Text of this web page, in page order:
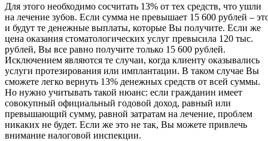
Для этого необходимо сосчитать 13% от тех средств, что ушли
на лечение зубов. Если сумма не превышает 15 600 рублей –
и будут те денежные выплаты, которые Вы получите. Если же
цена оказания стоматологических услуг превысила 120 тыс.
рублей, Вы все равно получите только 15 600 рублей.
Исключением являются те случаи, когда клиенту оказывались
услуги протезирования или имплантации. В таком случае Вы
сможете легко вернуть 13% денежных средств от всей суммы.
Но нужно учитывать такой нюанс: если гражданин имеет
совокупный официальный годовой доход, равный или
превышающий сумму, равной затратам на лечение, проблем
никаких не будет. Если же это не так, Вы можете привлечь
внимание налоговой инспекции.